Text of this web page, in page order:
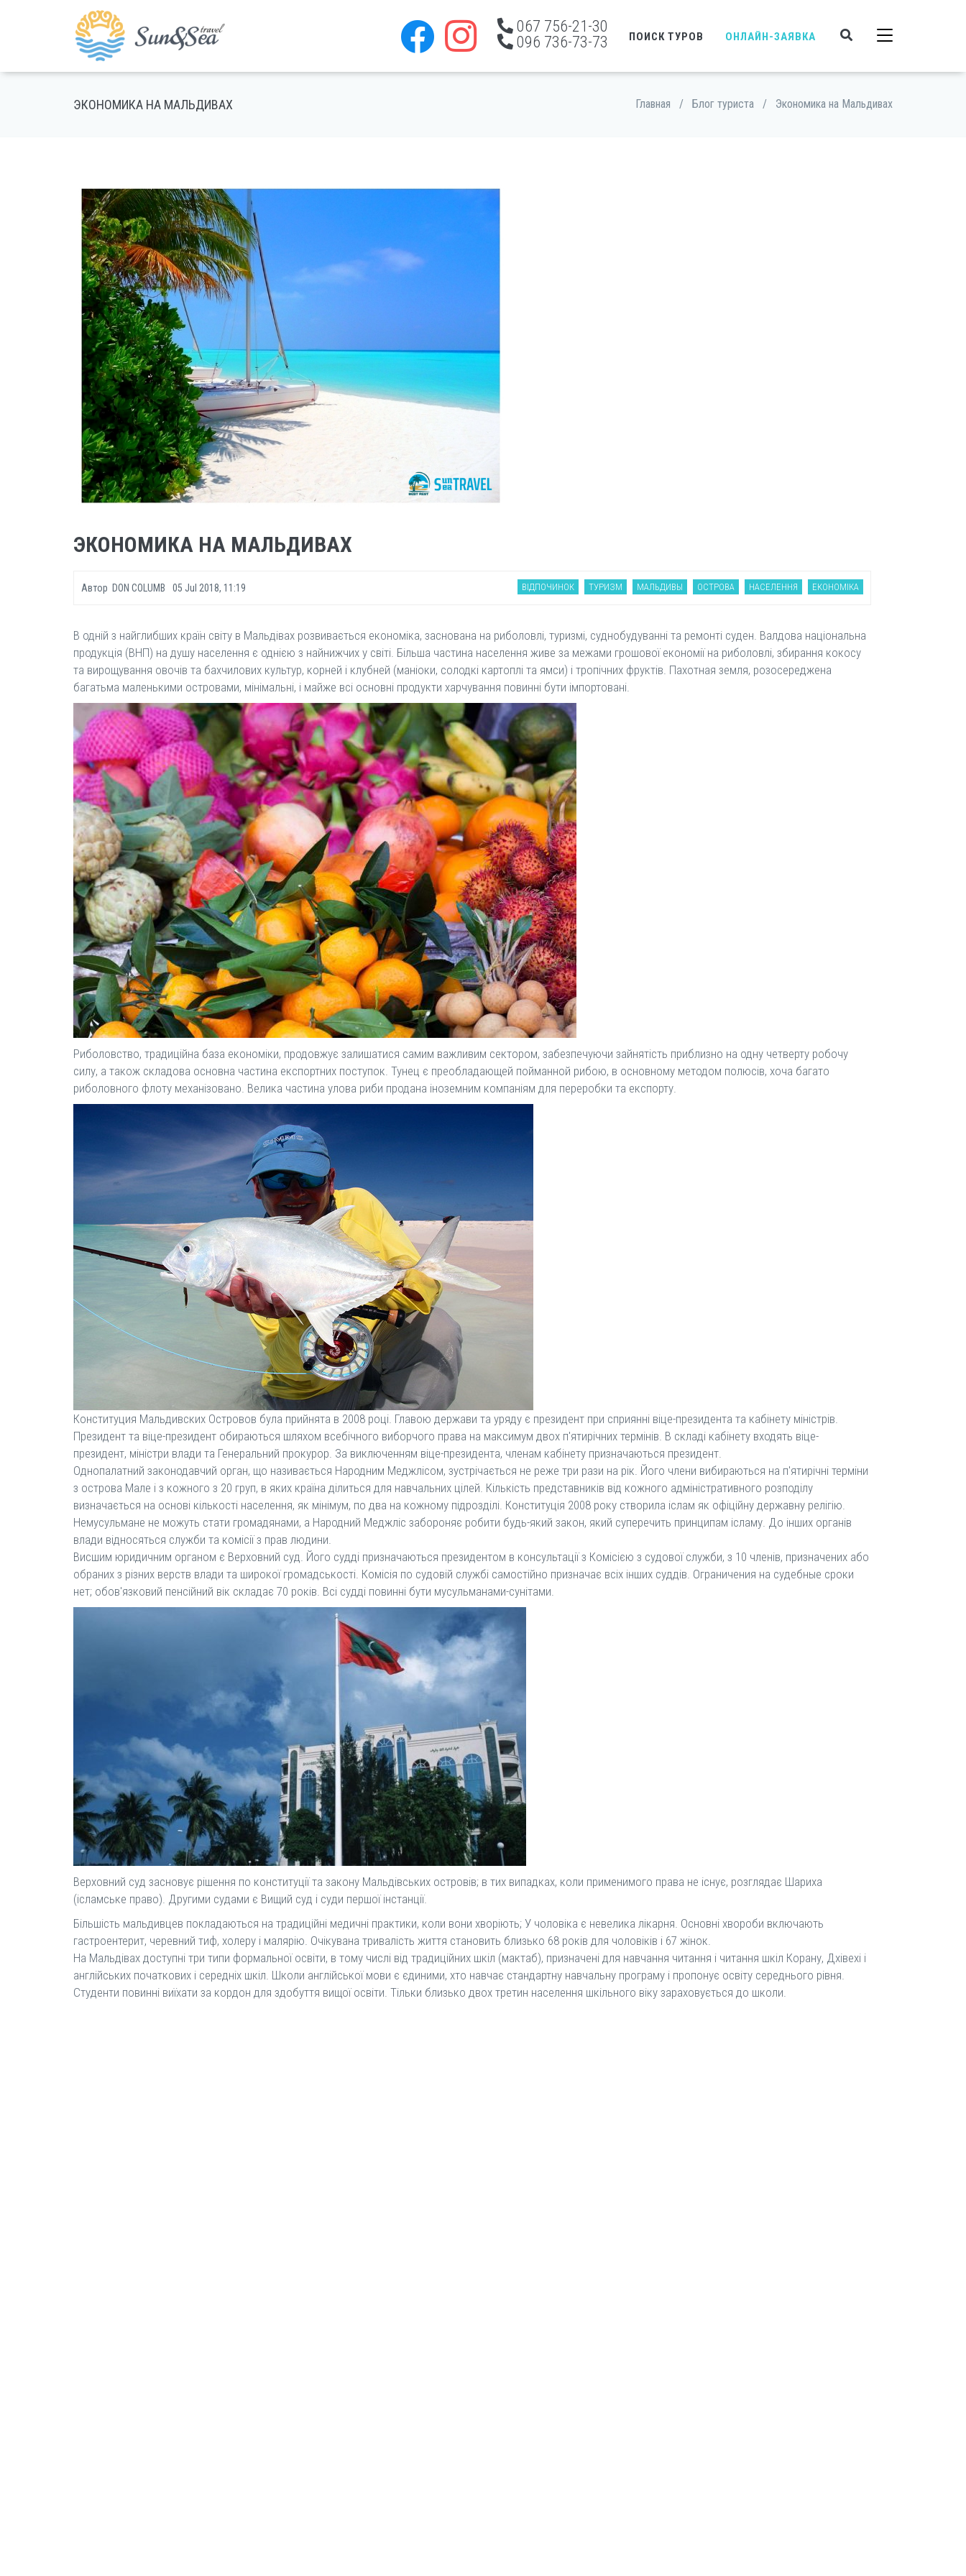
067 756-21-30
096 736-73-73
ПОИСК ТУРОВ ОНЛАЙН-ЗАЯВКА
ЭКОНОМИКА НА МАЛЬДИВАХ Главная / Блог туриста / Экономика на Мальдивах
ЭКОНОМИКА НА МАЛЬДИВАХ
Автор DON COLUMB 05 Jul 2018, 11:19 ВІДПОЧИНОК ТУРИЗМ МАЛЬДИВЫ ОСТРОВА НАСЕЛЕННЯ ЕКОНОМІКА
В одній з найглибших країн світу в Мальдівах розвивається економіка, заснована на риболовлі, туризмі, суднобудуванні та ремонті суден. Валдова національна
продукція (ВНП) на душу населення є однією з найнижчих у світі. Більша частина населення живе за межами грошової економії на риболовлі, збирання кокосу
та вирощування овочів та бахчилових культур, корней і клубней (маніоки, солодкі картоплі та ямси) і тропічних фруктів. Пахотная земля, розосереджена
багатьма маленькими островами, мінімальні, і майже всі основні продукти харчування повинні бути імпортовані.
Риболовство, традиційна база економіки, продовжує залишатися самим важливим сектором, забезпечуючи зайнятість приблизно на одну четверту робочу
силу, а також складова основна частина експортних поступок. Тунец є преобладающей пойманной рибою, в основному методом полюсів, хоча багато
риболовного флоту механізовано. Велика частина улова риби продана іноземним компаніям для переробки та експорту.
Конституция Мальдивских Островов була прийнята в 2008 році. Главою держави та уряду є президент при сприянні віце-президента та кабінету міністрів.
Президент та віце-президент обираються шляхом всебічного виборчого права на максимум двох п'ятирічних термінів. В складі кабінету входять віце-
президент, міністри влади та Генеральний прокурор. За виключенням віце-президента, членам кабінету призначаються президент.
Однопалатний законодавчий орган, що називається Народним Меджлісом, зустрічається не реже три рази на рік. Його члени вибираються на п'ятирічні терміни
з острова Мале і з кожного з 20 груп, в яких країна ділиться для навчальних цілей. Кількість представників від кожного адміністративного розподілу
визначається на основі кількості населення, як мінімум, по два на кожному підрозділі. Конституція 2008 року створила іслам як офіційну державну релігію.
Немусульмане не можуть стати громадянами, а Народний Меджліс забороняє робити будь-який закон, який суперечить принципам ісламу. До інших органів
влади відносяться служби та комісії з прав людини.
Висшим юридичним органом є Верховний суд. Його судді призначаються президентом в консультації з Комісією з судової служби, з 10 членів, призначених або
обраних з різних верств влади та широкої громадськості. Комісія по судовій службі самостійно призначає всіх інших суддів. Ограничения на судебные сроки
нет; обов'язковий пенсійний вік складає 70 років. Всі судді повинні бути мусульманами-сунітами.
Верховний суд засновує рішення по конституції та закону Мальдівських островів; в тих випадках, коли применимого права не існує, розглядає Шариха
(ісламське право). Другими судами є Вищий суд і суди першої інстанції.
Більшість мальдивцев покладаються на традиційні медичні практики, коли вони хворіють; У чоловіка є невелика лікарня. Основні хвороби включають
гастроентерит, черевний тиф, холеру і малярію. Очікувана тривалість життя становить близько 68 років для чоловіків і 67 жінок.
На Мальдівах доступні три типи формальної освіти, в тому числі від традиційних шкіл (мактаб), призначені для навчання читання і читання шкіл Корану, Дхівехі і
англійських початкових і середніх шкіл. Школи англійської мови є єдиними, хто навчає стандартну навчальну програму і пропонує освіту середнього рівня.
Студенти повинні виїхати за кордон для здобуття вищої освіти. Тільки близько двох третин населення шкільного віку зараховується до школи.